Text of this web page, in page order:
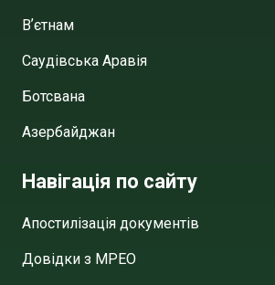
Вʼєтнам
Саудівська Аравія
Ботсвана
Азербайджан
Навігація по сайту
Апостилізація документів
Довідки з МРЕО